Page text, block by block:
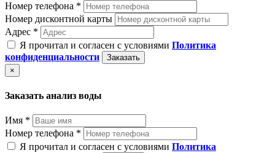
Номер телефона *
Номер дисконтной карты
Адрес *
Я прочитал и согласен с условиями Политика
конфиденциальности
Заказать
×
Заказать анализ воды
Имя *
Номер телефона *
Я прочитал и согласен с условиями Политика